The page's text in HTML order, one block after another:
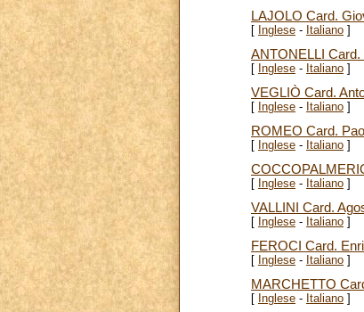
LAJOLO Card.
[ Inglese - Italiano ]
ANTONELLI Card.
[ Inglese - Italiano ]
VEGLIÒ Card.
[ Inglese - Italiano ]
ROMEO Card.
[ Inglese - Italiano ]
[ Inglese - Italiano ]
VALLINI Card.
[ Inglese - Italiano ]
FEROCI Card.
[ Inglese - Italiano ]
MARCHETTO
[ Inglese - Italiano ]